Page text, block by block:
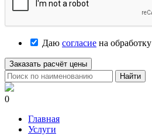
Даю согласие на обработку
Заказать расчёт цены
Найти
0
Главная
Услуги